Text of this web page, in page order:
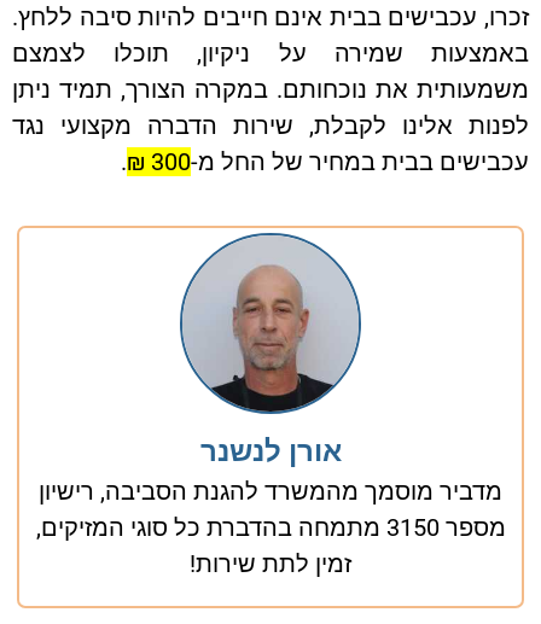
עכבישים בבית אינם חייבים להיות סיבה ללחץ.
שמירה על ניקיון, תוכלו לצמצם
את נוכחותם. במקרה הצורך, תמיד ניתן
אלינו לקבלת, שירות הדברה מקצועי נגד
בבית במחיר של החל מ-300 ₪
.
אורן לנשנר
מדביר מוסמך מהמשרד להגנת הסביבה, רישיון
מספר 3150 מתמחה בהדברת כל סוגי המזיקים,
זמין לתת שירות!